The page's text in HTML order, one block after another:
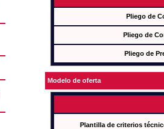
Pliego de
Pliego de
Pliego de
Modelo de oferta
Plantilla de criterios